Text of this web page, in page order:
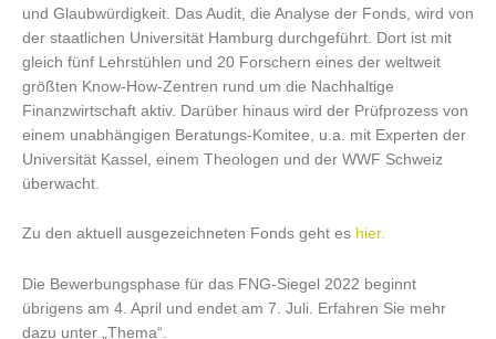
und Glaubwürdigkeit. Das Audit, die Analyse der Fonds, wird von
der staatlichen Universität Hamburg durchgeführt. Dort ist mit
gleich fünf Lehrstühlen und 20 Forschern eines der weltweit
größten Know-How-Zentren rund um die Nachhaltige
Finanzwirtschaft aktiv. Darüber hinaus wird der Prüfprozess von
einem unabhängigen Beratungs-Komitee, u.a. mit Experten der
Universität Kassel, einem Theologen und der WWF Schweiz
überwacht.
Zu den aktuell ausgezeichneten Fonds geht es hier.
Die Bewerbungsphase für das FNG-Siegel 2022 beginnt
übrigens am 4. April und endet am 7. Juli. Erfahren Sie mehr
dazu unter „Thema“.